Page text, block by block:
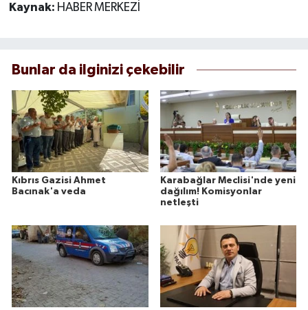
Kaynak: HABER MERKEZİ
Bunlar da ilginizi çekebilir
Kıbrıs Gazisi Ahmet
Bacınak'a veda
Karabağlar Meclisi'nde yeni
dağılım! Komisyonlar
netleşti